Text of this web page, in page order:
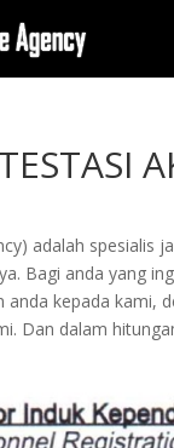
adalah spesialis
Bagi anda yang
anda kepada kami,
Dan dalam